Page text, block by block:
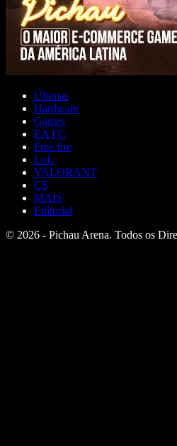
Últimas
Hardware
Games
EA FC
Free fire
LoL
VALORANT
CS
MAIS
Editorial
© 2026 - Pichau Arena. Todos os